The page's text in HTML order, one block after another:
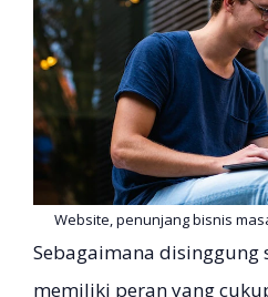
Website, penunjang bisnis
Sebagaimana disinggung
memiliki peran yang